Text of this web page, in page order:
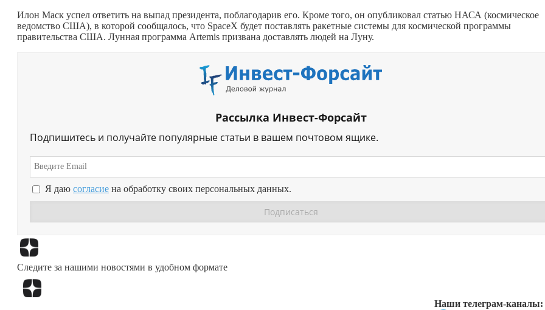
Илон Маск успел ответить на выпад президента, поблагодарив его. Кроме того, он опубликовал статью НАСА (космическое
ведомство США), в которой сообщалось, что SpaceX будет поставлять ракетные системы для космической программы
правительства США. Лунная программа Artemis призвана доставлять людей на Луну.
Рассылка Инвест-Форсайт
Подпишитесь и получайте популярные статьи в вашем почтовом ящике.
Я даю согласие на обработку своих персональных данных.
Следите за нашими новостями в удобном формате
Наши телеграм-каналы: